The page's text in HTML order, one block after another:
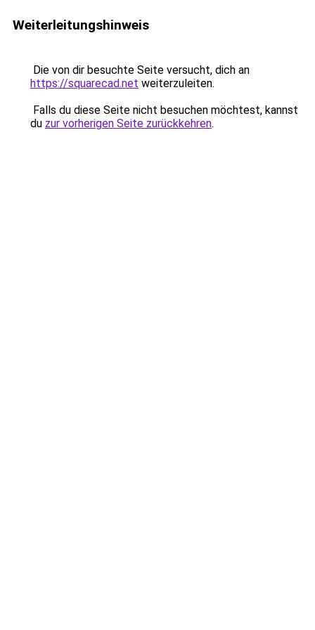
Weiterleitungshinweis
Die von dir besuchte Seite versucht, dich an
https://squarecad.net weiterzuleiten.
Falls du diese Seite nicht besuchen möchtest, kannst
du zur vorherigen Seite zurückkehren.